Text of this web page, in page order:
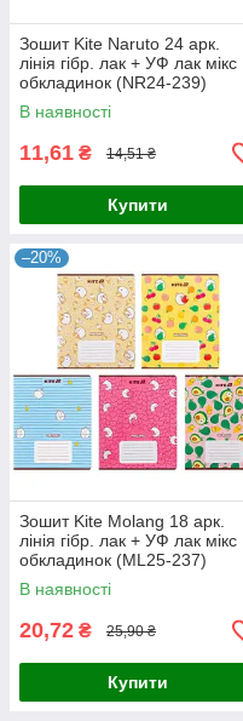
Зошит Kite Naruto 24 арк.
лінія гібр. лак + УФ лак мікс
обкладинок (NR24-239)
В наявності
11,61 ₴ 14,51 ₴
Купити
–20%
Зошит Kite Molang 18 арк.
лінія гібр. лак + УФ лак мікс
обкладинок (ML25-237)
В наявності
20,72 ₴ 25,90 ₴
Купити